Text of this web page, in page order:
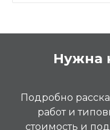
Нужна
Подробно
работ и
стоимость и